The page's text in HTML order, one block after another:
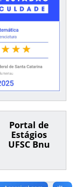
Portal de
Estágios
UFSC Bnu